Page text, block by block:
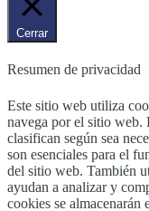
Cerrar
Resumen de privacidad
Este sitio web utiliza
navega por el sitio web.
clasifican según sea
son esenciales para el
del sitio web. También
ayudan a analizar y
cookies se almacenarán